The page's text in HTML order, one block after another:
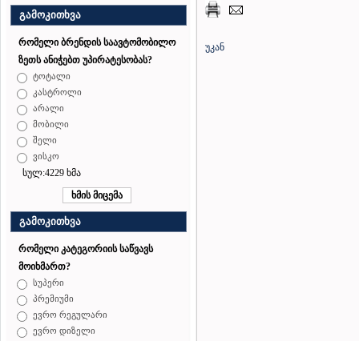
გამოკითხვა
რომელი ბრენდის საავტომობილო
ზეთს ანიჭებთ უპირატესობას?
ტოტალი
კასტროლი
არალი
მობილი
შელი
ვისკო
სულ:4229 ხმა
გამოკითხვა
რომელი კატეგორიის საწვავს
მოიხმართ?
სუპერი
პრემიუმი
ევრო რეგულარი
ევრო დიზელი
უკან